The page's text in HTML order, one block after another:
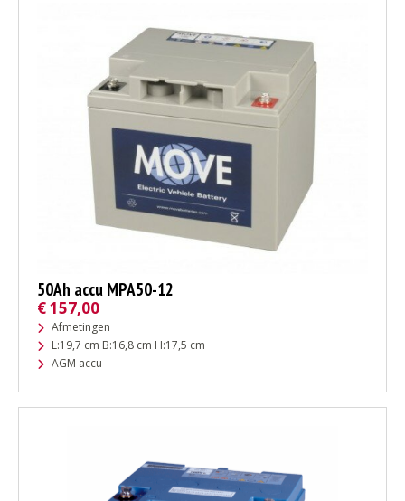
50Ah accu MPA50-12
€157,00
Afmetingen
L:19,7 cm B:16,8 cm H:17,5 cm
AGM accu